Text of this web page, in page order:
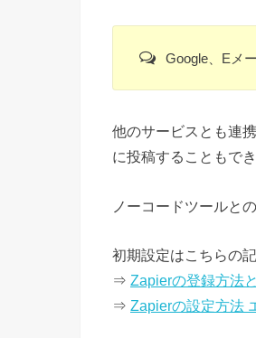
Google、Eメ
他のサービスとも連
に投稿することもでき
ノーコードツールと
初期設定はこちらの
⇒ Zapierの登録方法
⇒ Zapierの設定方法